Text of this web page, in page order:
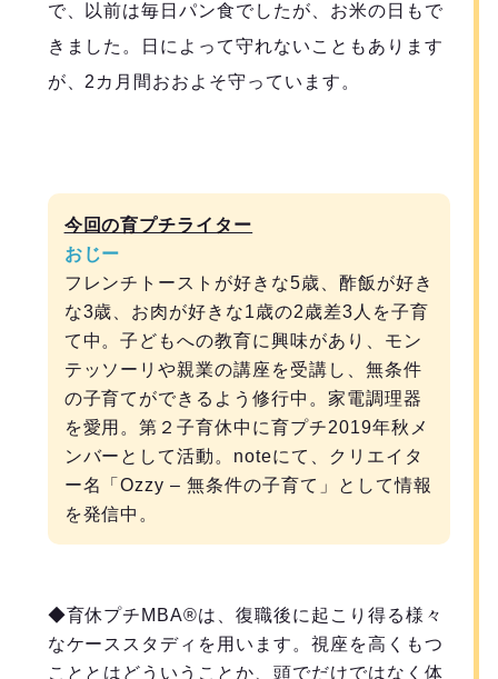
で、以前は毎日パン食でしたが、お米の日もで
きました。日によって守れないこともあります
が、2カ月間おおよそ守っています。
今回の育プチライター
おじー
フレンチトーストが好きな5歳、酢飯が好き
な3歳、お肉が好きな1歳の2歳差3人を子育
て中。子どもへの教育に興味があり、モン
テッソーリや親業の講座を受講し、無条件
の子育てができるよう修行中。家電調理器
を愛用。第２子育休中に育プチ2019年秋メ
ンバーとして活動。noteにて、クリエイタ
ー名「Ozzy – 無条件の子育て」として情報
を発信中。
◆育休プチMBA®️は、復職後に起こり得る様々
なケーススタディを用います。視座を高くもつ
こととはどういうことか、頭でだけではなく体